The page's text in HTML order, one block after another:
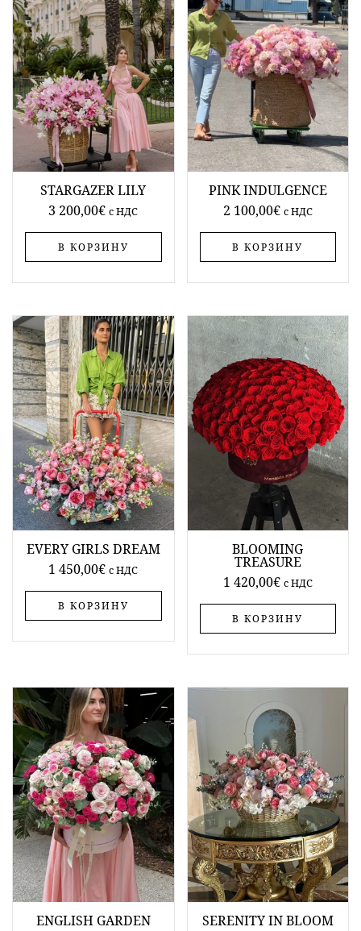
STARGAZER LILY
3 200,00€ c НДС
В КОРЗИНУ
PINK INDULGENCE
2 100,00€ c НДС
В КОРЗИНУ
EVERY GIRLS DREAM
1 450,00€ c НДС
В КОРЗИНУ
BLOOMING
TREASURE
1 420,00€ c НДС
В КОРЗИНУ
ENGLISH GARDEN
SERENITY IN BLOOM